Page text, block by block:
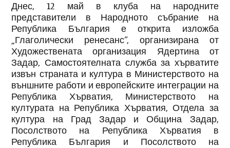
Днес, 12 май в клуба на народните
представители в Народното събрание на
Република България е открита изложба
„Глаголически ренесанс”, организирана от
Художествената организация Ядертина от
Задар, Самостоятелната служба за хърватите
извън страната и култура в Министерството на
външните работи и европейските интеграции на
Република Хърватия, Министерството на
културата на Република Хърватия, Отдела за
култура на Град Задар и Община Задар,
Посолството на Република Хърватия в
Република България и Посолството на